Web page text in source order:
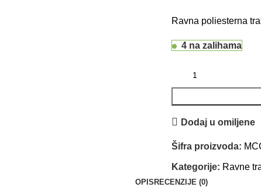
Ravna poliesterna
4 na zalihama
Dodaj u omiljene
Šifra proizvoda:
Kategorije: Ravne
OPIS RECENZIJE (0)